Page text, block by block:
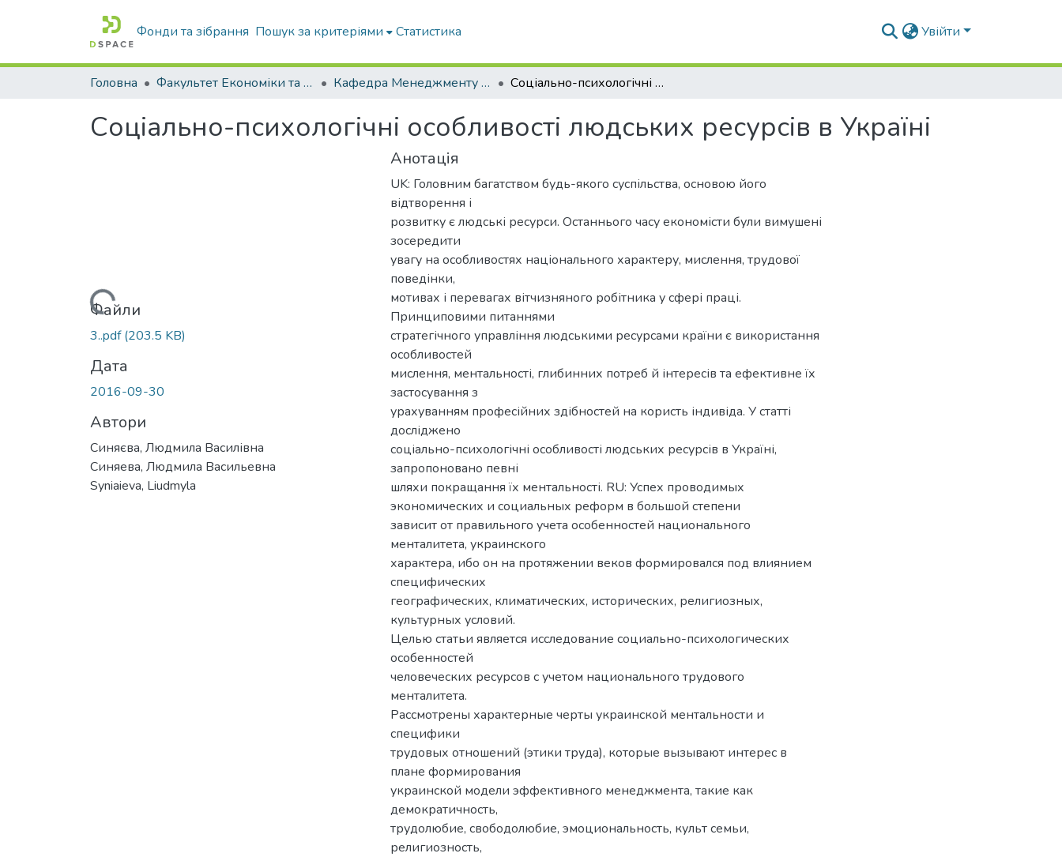
Фонди та зібрання Пошук за критеріями Статистика Увійти
Головна Факультет Економіки та бізнесу Кафедра Менеджменту та публічного адміністрування Соціально-психологічні особливості людських ресурсів в Україні
Соціально-психологічні особливості людських ресурсів в Україні
Вантажиться...
Файли
3..pdf(203.5 KB)
Дата
2016-09-30
Автори
Синяєва, Людмила Василівна
Синяева, Людмила Васильевна
Syniaieva, Liudmyla
Анотація
UK: Головним багатством будь-якого суспільства, основою його
відтворення і
розвитку є людські ресурси. Останнього часу економісти були вимушені
зосередити
увагу на особливостях національного характеру, мислення, трудової
поведінки,
мотивах і перевагах вітчизняного робітника у сфері праці.
Принциповими питаннями
стратегічного управління людськими ресурсами країни є використання
особливостей
мислення, ментальності, глибинних потреб й інтересів та ефективне їх
застосування з
урахуванням професійних здібностей на користь індивіда. У статті
досліджено
соціально-психологічні особливості людських ресурсів в Україні,
запропоновано певні
шляхи покращання їх ментальності. RU: Успех проводимых
экономических и социальных реформ в большой степени
зависит от правильного учета особенностей национального
менталитета, украинского
характера, ибо он на протяжении веков формировался под влиянием
специфических
географических, климатических, исторических, религиозных,
культурных условий.
Целью статьи является исследование социально-психологических
особенностей
человеческих ресурсов с учетом национального трудового
менталитета.
Рассмотрены характерные черты украинской ментальности и
специфики
трудовых отношений (этики труда), которые вызывают интерес в
плане формирования
украинской модели эффективного менеджмента, такие как
демократичность,
трудолюбие, свободолюбие, эмоциональность, культ семьи,
религиозность,